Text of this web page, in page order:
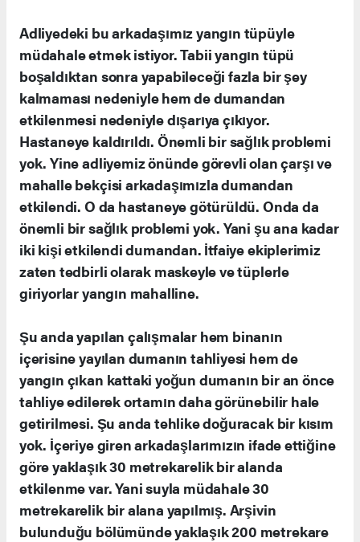
Adliyedeki bu arkadaşımız yangın tüpüyle
müdahale etmek istiyor. Tabii yangın tüpü
boşaldıktan sonra yapabileceği fazla bir şey
kalmaması nedeniyle hem de dumandan
etkilenmesi nedeniyle dışarıya çıkıyor.
Hastaneye kaldırıldı. Önemli bir sağlık problemi
yok. Yine adliyemiz önünde görevli olan çarşı ve
mahalle bekçisi arkadaşımızla dumandan
etkilendi. O da hastaneye götürüldü. Onda da
önemli bir sağlık problemi yok. Yani şu ana kadar
iki kişi etkilendi dumandan. İtfaiye ekiplerimiz
zaten tedbirli olarak maskeyle ve tüplerle
giriyorlar yangın mahalline.
Şu anda yapılan çalışmalar hem binanın
içerisine yayılan dumanın tahliyesi hem de
yangın çıkan kattaki yoğun dumanın bir an önce
tahliye edilerek ortamın daha görünebilir hale
getirilmesi. Şu anda tehlike doğuracak bir kısım
yok. İçeriye giren arkadaşlarımızın ifade ettiğine
göre yaklaşık 30 metrekarelik bir alanda
etkilenme var. Yani suyla müdahale 30
metrekarelik bir alana yapılmış. Arşivin
bulunduğu bölümünde yaklaşık 200 metrekare